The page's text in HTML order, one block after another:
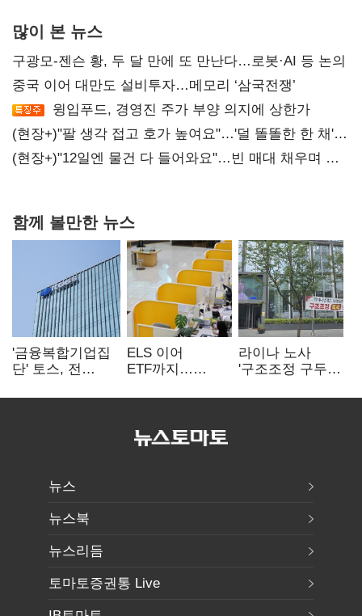
많이 본 뉴스
구광모-젠슨 황, 두 달 만에 또 만난다…로봇·AI 등 논의
중국 이어 대만도 설비투자…메모리 ‘삼국전쟁’
윙입푸드, 경영진 주가 부양 의지에 상한가
(현장+)"팔 생각 접고 호가 높여요"…'덜 똘똘한 한 채'
20억 키맞추기
(현장+)"12일엔 물건 다 들어와요"…빈 매대 채우며 문
함께 볼만한 뉴스
'금융복합기업집
단' 토스, 전
표준화
ELS 이어
ETF까지…
제동 걸린 은행
라이나 노사
'구조조정 구두
뉴스
뉴스북
뉴스리듬
토마토증권통 Live